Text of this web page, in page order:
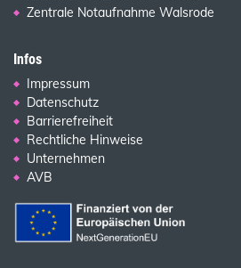
Zentrale Notaufnahme Walsrode
Infos
Impressum
Datenschutz
Barrierefreiheit
Rechtliche Hinweise
Unternehmen
AVB